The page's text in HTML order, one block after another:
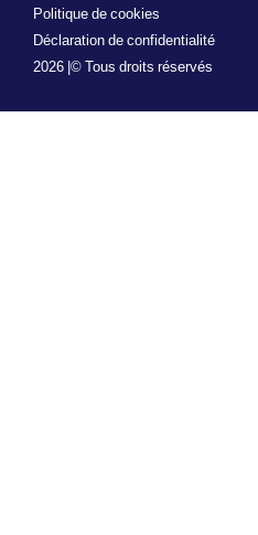
2026 |© Tous droits réservés
Politique de cookies
Déclaration de confidentialité